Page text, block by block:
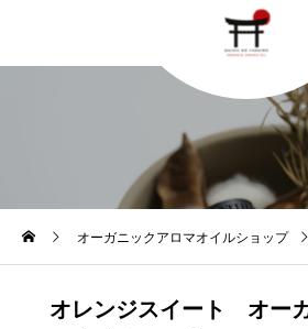
オーガニックアロマオイルショップ
オレンジスイート オー